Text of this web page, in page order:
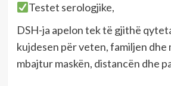
Testet serologjike,
DSH-ja apelon tek të gjithë
kujdesen për veten, familjen dhe
mbajtur maskën, distancën dhe